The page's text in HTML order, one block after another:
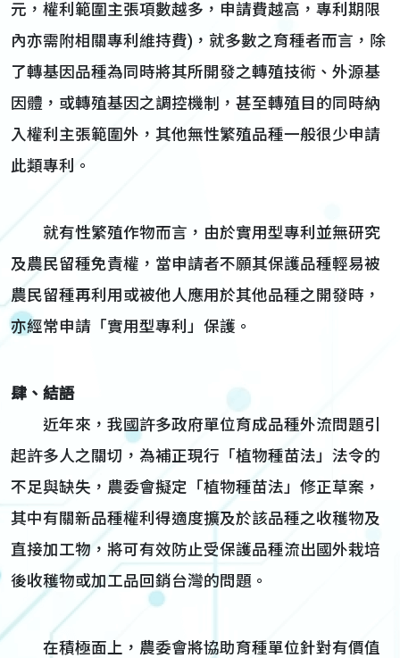
元，權利範圍主張項數越多，申請費越高，專利期限
內亦需附相關專利維持費)，就多數之育種者而言，除
了轉基因品種為同時將其所開發之轉殖技術、外源基
因體，或轉殖基因之調控機制，甚至轉殖目的同時納
入權利主張範圍外，其他無性繁殖品種一般很少申請
此類專利。
就有性繁殖作物而言，由於實用型專利並無研究
及農民留種免責權，當申請者不願其保護品種輕易被
農民留種再利用或被他人應用於其他品種之開發時，
亦經常申請「實用型專利」保護。
肆、結語
近年來，我國許多政府單位育成品種外流問題引
起許多人之關切，為補正現行「植物種苗法」法令的
不足與缺失，農委會擬定「植物種苗法」修正草案，
其中有關新品種權利得適度擴及於該品種之收穫物及
直接加工物，將可有效防止受保護品種流出國外栽培
後收穫物或加工品回銷台灣的問題。
在積極面上，農委會將協助育種單位針對有價值